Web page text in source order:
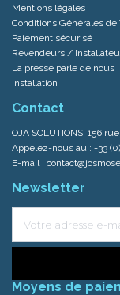
Mentions légales
Conditions Générales de
Paiement sécurisé
Revendeurs /
La presse parle de nous !
Installation
Contact
OJA SOLUTIONS, 156
Appelez-nous au : +33
E-mail :
Newsletter
Moyens de